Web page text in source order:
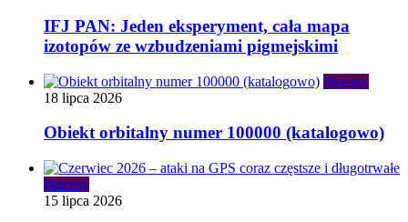
IFJ PAN: Jeden eksperyment, cała mapa
izotopów ze wzbudzeniami pigmejskimi
Procesy
18 lipca 2026
Obiekt orbitalny numer 100000 (katalogowo)
Procesy
15 lipca 2026